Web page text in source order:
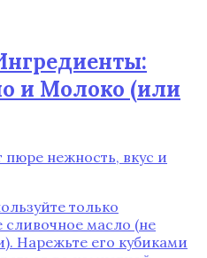
и Молоко (или
нежность‚ вкус и
только
сливочное масло (не
Нарежьте его кубиками